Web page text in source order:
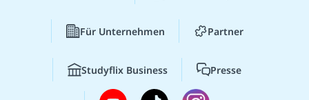
Für Unternehmen Partner
Studyflix Business Presse